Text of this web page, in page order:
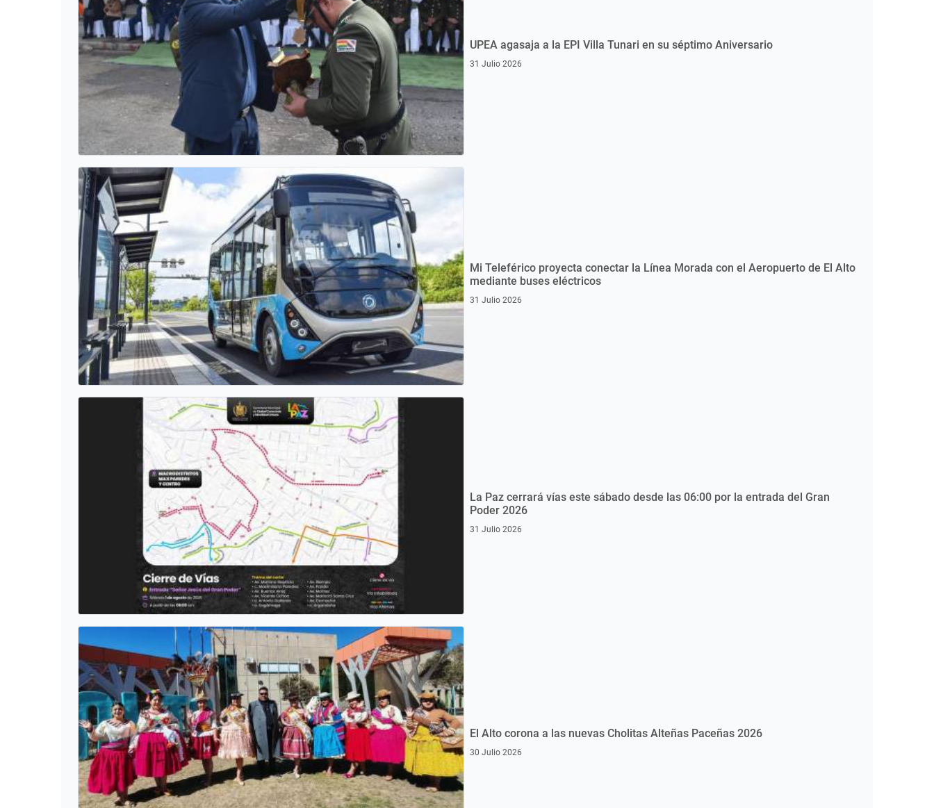
UPEA agasaja a la EPI Villa Tunari en su séptimo Aniversario
31 Julio 2026
Mi Teleférico proyecta conectar la Línea Morada con el Aeropuerto de El Alto
mediante buses eléctricos
31 Julio 2026
La Paz cerrará vías este sábado desde las 06:00 por la entrada del Gran
Poder 2026
31 Julio 2026
El Alto corona a las nuevas Cholitas Alteñas Paceñas 2026
30 Julio 2026